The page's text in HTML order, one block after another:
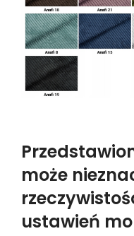
może
ustawień